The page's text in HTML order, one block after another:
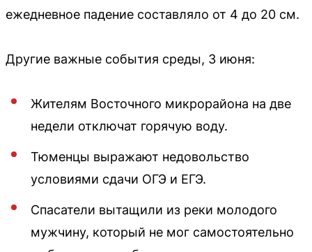
ежедневное падение составляло от 4 до 20 см.
Другие важные события среды, 3 июня:
Жителям Восточного микрорайона на две
недели отключат горячую воду.
Тюменцы выражают недовольство
условиями сдачи ОГЭ и ЕГЭ.
Спасатели вытащили из реки молодого
мужчину, который не мог самостоятельно